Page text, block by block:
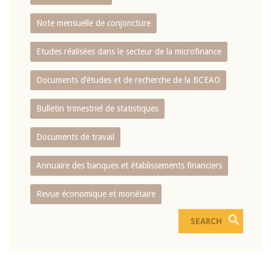
Note mensuelle de conjoncture
Etudes réalisées dans le secteur de la microfinance
Documents d’études et de recherche de la BCEAO
Bulletin trimestriel de statistiques
Documents de travail
Annuaire des banques et établissements financiers
Revue économique et monétaire